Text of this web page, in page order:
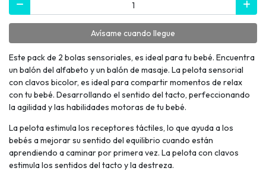
Avísame cuando llegue
Este pack de 2 bolas sensoriales, es ideal para tu bebé. Encuentra
un balón del alfabeto y un balón de masaje. La pelota sensorial
con clavos bicolor, es ideal para compartir momentos de relax
con tu bebé. Desarrollando el sentido del tacto, perfeccionando
la agilidad y las habilidades motoras de tu bebé.
La pelota estimula los receptores táctiles, lo que ayuda a los
bebés a mejorar su sentido del equilibrio cuando están
aprendiendo a caminar por primera vez. La pelota con clavos
estimula los sentidos del tacto y la destreza.